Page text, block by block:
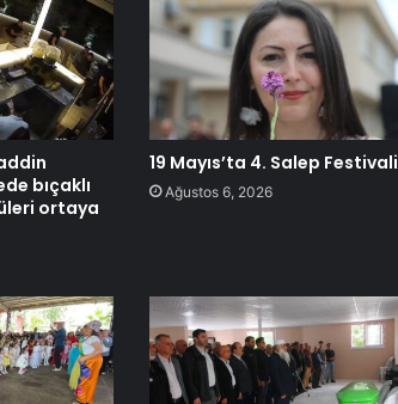
bıçaklı
ortaya
19 Mayıs’ta 4. Salep Festivali
Ağustos 6, 2026